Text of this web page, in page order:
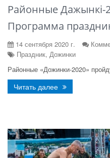
Районные Дажынкі-
Программа
14 сентября 2020 г.
Праздник, Дожинки
Районные «Дожинки-2020»
Читать далее